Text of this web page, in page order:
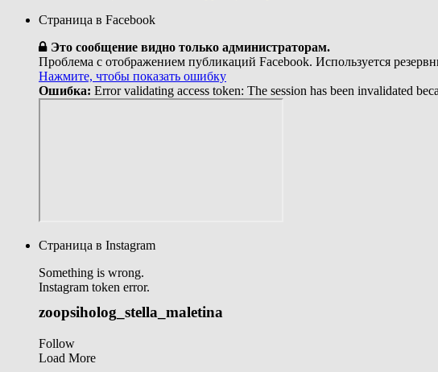
Страница в Facebook
Это сообщение видно только администраторам.
Проблема с отображением публикаций Facebook. Используется
Нажмите, чтобы показать ошибку
Ошибка: Error validating access token: The session has been invalidated
Страница в Instagram
Something is wrong.
Instagram token error.
zoopsiholog_stella_maletina
Follow
Load More